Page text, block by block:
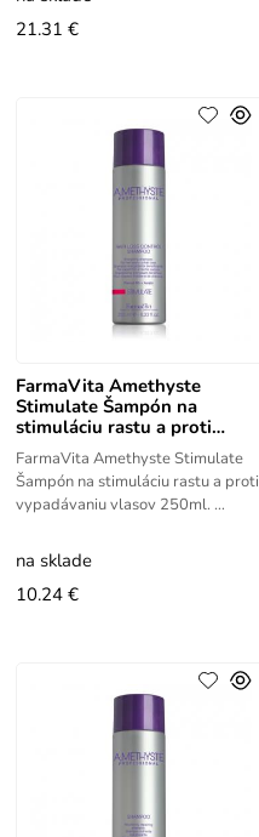
21.31 €
FarmaVita Amethyste
Stimulate Šampón na
stimuláciu rastu a proti
vypadávaniu vlasov 250ml
FarmaVita Amethyste Stimulate
Šampón na stimuláciu rastu a proti
vypadávaniu vlasov 250ml.
posilnenie tenkých a
na sklade
10.24 €